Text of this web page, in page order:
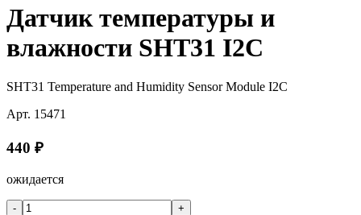
Датчик температуры и
влажности SHT31 I2C
SHT31 Temperature and Humidity Sensor Module I2C
Арт. 15471
440 ₽
ожидается
-
+